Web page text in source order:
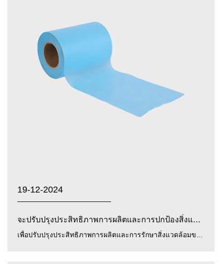
19-12-2024
จะปรับปรุงประสิทธิภาพการผลิตและการปกป้องสิ่งแวดล้อมของผ...